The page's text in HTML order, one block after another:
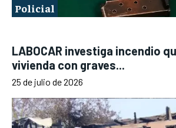
Policial
LABOCAR investiga incendio
vivienda con graves...
25 de julio de 2026